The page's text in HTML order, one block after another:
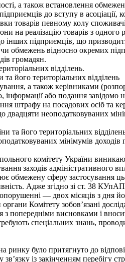
а також встановлення
до вступу в асоціації,
товарів певному колу
на реалізацію товарів з одного
підприємців, що
обмежень відносно окремих
громадян.
відділень.
його територіальних відділень
а також керівниками
або подання завідомо
штрафу на посадових осіб та
неоподатковуваних
та його територіальних
мінімумів доходів
комітету України
заходів адміністративного
обмежену сферу застосування
Адже згідно зі ст. 38
— двох місяців з дня
Комітету зобов’язані
з попередніми висновками і
спеціальних знань,
було притягнуто до
із закінченням перебігу